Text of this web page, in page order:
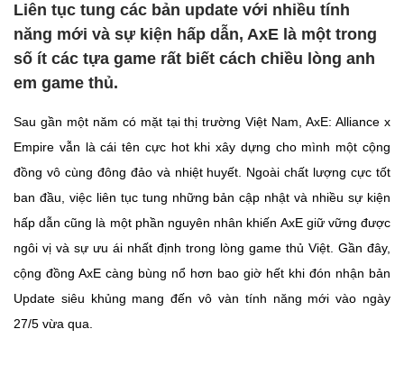
Liên tục tung các bản update với nhiều tính
năng mới và sự kiện hấp dẫn, AxE là một trong
số ít các tựa game rất biết cách chiều lòng anh
em game thủ.
Sau gần một năm có mặt tại thị trường Việt Nam, AxE: Alliance x
Empire vẫn là cái tên cực hot khi xây dựng cho mình một cộng
đồng vô cùng đông đảo và nhiệt huyết. Ngoài chất lượng cực tốt
ban đầu, việc liên tục tung những bản cập nhật và nhiều sự kiện
hấp dẫn cũng là một phần nguyên nhân khiến AxE giữ vững được
ngôi vị và sự ưu ái nhất định trong lòng game thủ Việt. Gần đây,
cộng đồng AxE càng bùng nổ hơn bao giờ hết khi đón nhận bản
Update siêu khủng mang đến vô vàn tính năng mới vào ngày
27/5 vừa qua.